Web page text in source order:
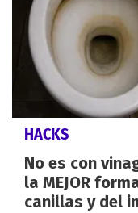
HACKS
No es con
la MEJOR
canillas y del